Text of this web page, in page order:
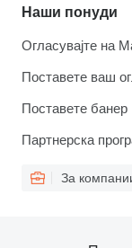
Наши понуди
Огласувајте на
Поставете ваш
Поставете банер
Партнерска
За